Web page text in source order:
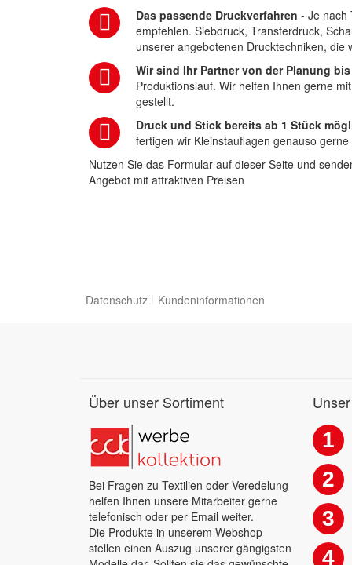
Das passende Druckverfahren - Je nach
empfehlen. Siebdruck, Transferdruck,
unserer angebotenen Drucktechniken,
Wir sind Ihr Partner von der Planung
Produktionslauf. Wir helfen Ihnen gerne
gestellt.
Druck und Stick bereits ab 1 Stück
fertigen wir Kleinstauflagen genauso
Nutzen Sie das Formular auf dieser Seite und
Angebot mit attraktiven Preisen
Datenschutz Kundeninformationen
Über unser Sortiment
Bei Fragen zu Textilien oder Veredelung
helfen Ihnen unsere Mitarbeiter gerne
telefonisch oder per Email weiter.
Die Produkte in unserem Webshop
stellen einen Auszug unserer gängigsten
1
2
3
4